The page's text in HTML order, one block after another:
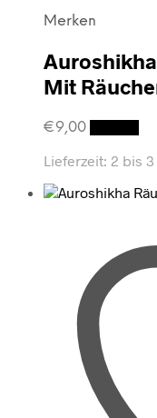
Merken
Mit
€9,00
Lieferzeit: 2 bis 3